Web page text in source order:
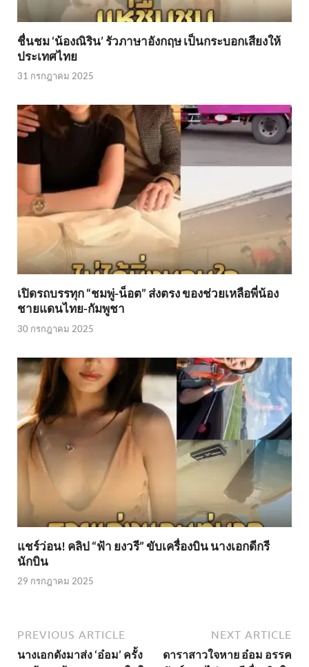
ชื่นชม ‘น้องณิริน’ รัวภาษาอังกฤษ เป็นกระบอกเสียงให้
ประเทศไทย
31 กรกฎาคม 2025
เปิดรถบรรทุก “ชมพู่-น็อต” ส่งตรง ของช่วยเหลือพี่น้อง
ชายแดนไทย-กัมพูชา
30 กรกฎาคม 2025
แชร์ว่อน! คลิป “ฟ้า ยงวรี” ขับเครื่องบิน นางเอกดีกรี
นักบิน
29 กรกฎาคม 2025
PREVIOUS ARTICLE
นางเอกดังมาส่ง ‘อ๋อม’ ครั้ง
NEXT ARTICLE
ดาราสาวใจหาย อ๋อม อรรค